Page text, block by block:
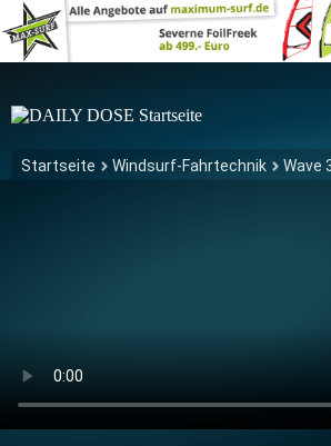
Startseite Windsurf-Fahrtechnik Wave